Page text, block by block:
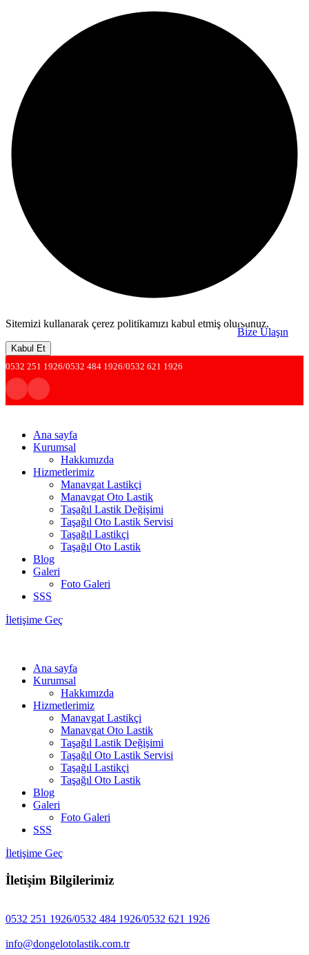
Bize Ulaşın
Sitemizi kullanarak çerez politikamızı kabul etmiş olursunuz.
Kabul Et
0532 251 1926/0532 484 1926/0532 621 1926
Ana sayfa
Kurumsal
Hakkımızda
Hizmetlerimiz
Manavgat Lastikçi
Manavgat Oto Lastik
Taşağıl Lastik Değişimi
Taşağıl Oto Lastik Servisi
Taşağıl Lastikçi
Taşağıl Oto Lastik
Blog
Galeri
Foto Galeri
SSS
İletişime Geç
Ana sayfa
Kurumsal
Hakkımızda
Hizmetlerimiz
Manavgat Lastikçi
Manavgat Oto Lastik
Taşağıl Lastik Değişimi
Taşağıl Oto Lastik Servisi
Taşağıl Lastikçi
Taşağıl Oto Lastik
Blog
Galeri
Foto Galeri
SSS
İletişime Geç
İletişim Bilgilerimiz
0532 251 1926/0532 484 1926/0532 621 1926
info@dongelotolastik.com.tr